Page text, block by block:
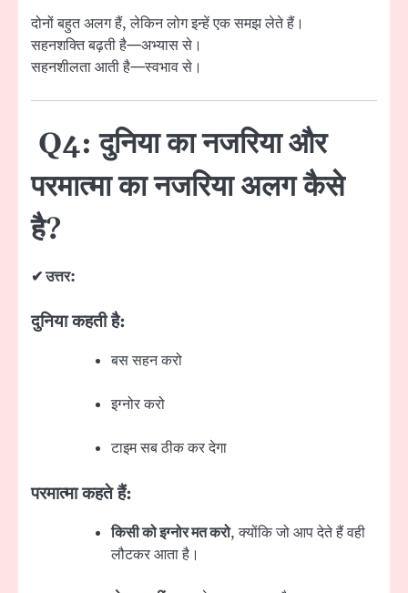
दोनों बहुत अलग हैं, लेकिन लोग इन्हें एक समझ लेते हैं।
सहनशक्ति बढ़ती है—अभ्यास से।
सहनशीलता आती है—स्वभाव से।
Q4: दुनिया का नजरिया और
परमात्मा का नजरिया अलग कैसे
है?
✔ उत्तर:
दुनिया कहती है:
बस सहन करो
इग्नोर करो
टाइम सब ठीक कर देगा
परमात्मा कहते हैं:
किसी को इग्नोर मत करो, क्योंकि जो आप देते हैं वही
लौटकर आता है।